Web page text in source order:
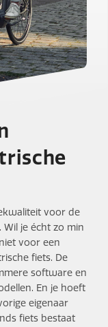
voor de
Wil je écht zo min
voor een
fiets. De
software en
En je hoeft
eigenaar
fiets bestaat